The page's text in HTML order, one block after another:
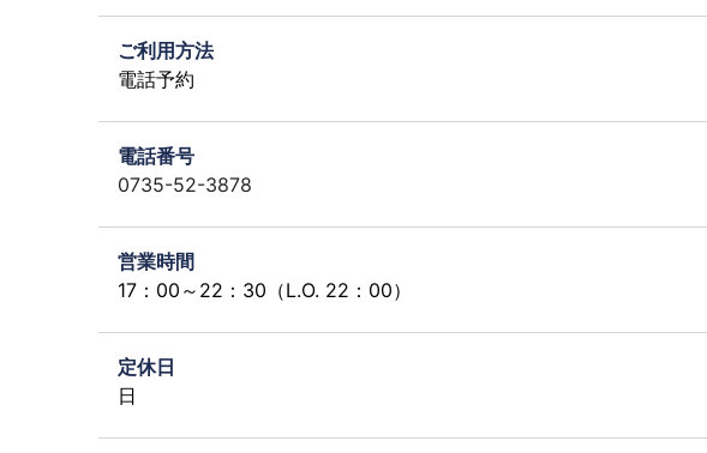
ご利用方法
電話予約
電話番号
0735-52-3878
営業時間
17：00～22：30（L.O. 22：00）
定休日
日